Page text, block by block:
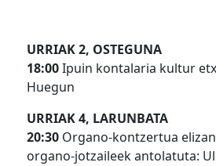
URRIAK 2, OSTEGUNA
18:00Ipuin kontalaria kultur
Huegun
URRIAK 4, LARUNBATA
20:30 Organo-kontzertua
organo-jotzaileek antolatuta: